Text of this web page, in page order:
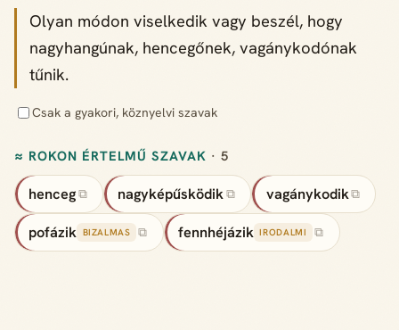
Olyan módon viselkedik vagy beszél, hogy
nagyhangúnak, hencegőnek, vagánykodónak
tűnik.
Csak a gyakori, köznyelvi szavak
≈ ROKON ÉRTELMŰ SZAVAK · 5
henceg ⧉ nagyképűsködik ⧉ vagánykodik⧉
pofázik BIZALMAS ⧉ fennhéjázik IRODALMI ⧉